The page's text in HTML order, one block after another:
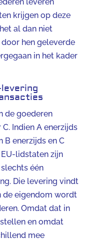
krijgen op deze
al dan niet
hen geleverde
in het kader
de goederen
Indien A enerzijds
B enerzijds en C
lidstaten zijn
één
Die levering vindt
de eigendom wordt
Omdat dat in
en omdat
mee